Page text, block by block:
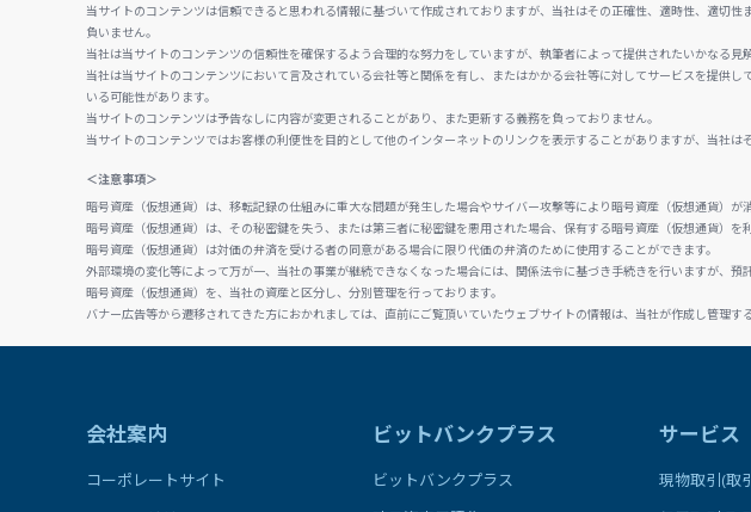
当サイトのコンテンツは信頼できると思われる情報に基づいて作成されておりますが、当社はその正確性、適時性、適切
負いません。
当社は当サイトのコンテンツの信頼性を確保するよう合理的な努力をしていますが、執筆者によって提供されたいかなる
当社は当サイトのコンテンツにおいて言及されている会社等と関係を有し、またはかかる会社等に対してサービスを提供
いる可能性があります。
当サイトのコンテンツは予告なしに内容が変更されることがあり、また更新する義務を負っておりません。
当サイトのコンテンツではお客様の利便性を目的として他のインターネットのリンクを表示することがありますが、当社は
＜注意事項＞
暗号資産（仮想通貨）は、移転記録の仕組みに重大な問題が発生した場合やサイバー攻撃等により暗号資産（仮想通貨）が
暗号資産（仮想通貨）は、その秘密鍵を失う、または第三者に秘密鍵を悪用された場合、保有する暗号資産（仮想通貨）を
暗号資産（仮想通貨）は対価の弁済を受ける者の同意がある場合に限り代価の弁済のために使用することができます。
外部環境の変化等によって万が一、当社の事業が継続できなくなった場合には、関係法令に基づき手続きを行いますが、
暗号資産（仮想通貨）を、当社の資産と区分し、分別管理を行っております。
バナー広告等から遷移されてきた方におかれましては、直前にご覧頂いていたウェブサイトの情報は、当社が作成し管理す
会社案内
コーポレートサイト
ビットバンクプラス
ビットバンクプラス
サービス
現物取引(取